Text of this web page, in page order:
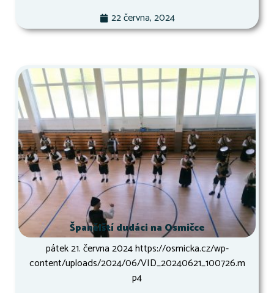
22 června, 2024
Španělští dudáci na Osmičce
pátek 21. června 2024 https://osmicka.cz/wp-
content/uploads/2024/06/VID_20240621_100726.m
p4